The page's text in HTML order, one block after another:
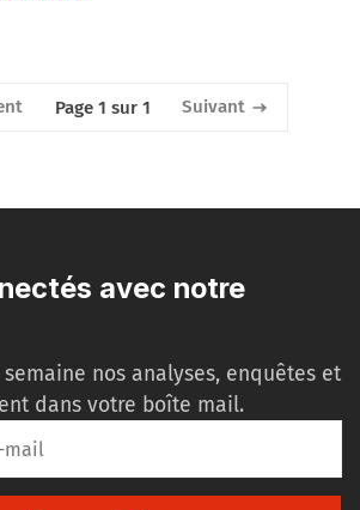
Page 1 sur 1 Suivant
avec notre
semaine nos analyses, enquêtes et
dans votre boîte mail.